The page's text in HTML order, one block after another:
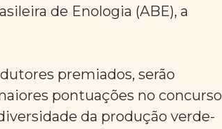
de Enologia (ABE), a
premiados, serão
pontuações no concurso
da produção verde-